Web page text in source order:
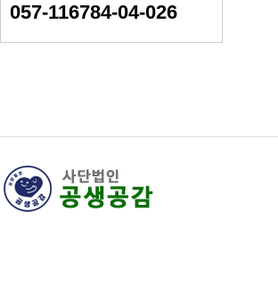
057-116784-04-026